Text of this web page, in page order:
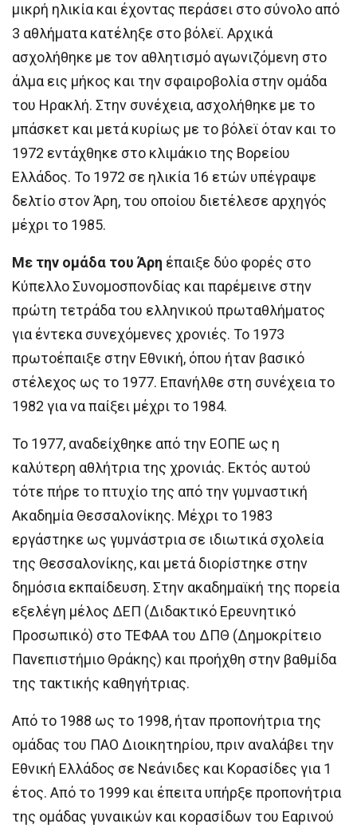
μικρή ηλικία και έχοντας περάσει στο σύνολο από
3 αθλήματα κατέληξε στο βόλεϊ. Αρχικά
ασχολήθηκε με τον αθλητισμό αγωνιζόμενη στο
άλμα εις μήκος και την σφαιροβολία στην ομάδα
του Ηρακλή. Στην συνέχεια, ασχολήθηκε με το
μπάσκετ και μετά κυρίως με το βόλεϊ όταν και το
1972 εντάχθηκε στο κλιμάκιο της Βορείου
Ελλάδος. Το 1972 σε ηλικία 16 ετών υπέγραψε
δελτίο στον Άρη, του οποίου διετέλεσε αρχηγός
μέχρι το 1985.
Με την ομάδα του Άρη έπαιξε δύο φορές στο
Κύπελλο Συνομοσπονδίας και παρέμεινε στην
πρώτη τετράδα του ελληνικού πρωταθλήματος
για έντεκα συνεχόμενες χρονιές. Το 1973
πρωτοέπαιξε στην Εθνική, όπου ήταν βασικό
στέλεχος ως το 1977. Επανήλθε στη συνέχεια το
1982 για να παίξει μέχρι το 1984.
Το 1977, αναδείχθηκε από την ΕΟΠΕ ως η
καλύτερη αθλήτρια της χρονιάς. Εκτός αυτού
τότε πήρε το πτυχίο της από την γυμναστική
Ακαδημία Θεσσαλονίκης. Μέχρι το 1983
εργάστηκε ως γυμνάστρια σε ιδιωτικά σχολεία
της Θεσσαλονίκης, και μετά διορίστηκε στην
δημόσια εκπαίδευση. Στην ακαδημαϊκή της πορεία
εξελέγη μέλος ΔΕΠ (Διδακτικό Ερευνητικό
Προσωπικό) στο ΤΕΦΑΑ του ΔΠΘ (Δημοκρίτειο
Πανεπιστήμιο Θράκης) και προήχθη στην βαθμίδα
της τακτικής καθηγήτριας.
Από το 1988 ως το 1998, ήταν προπονήτρια της
ομάδας του ΠΑΟ Διοικητηρίου, πριν αναλάβει την
Εθνική Ελλάδος σε Νεάνιδες και Κορασίδες για 1
έτος. Από το 1999 και έπειτα υπήρξε προπονήτρια
της ομάδας γυναικών και κορασίδων του Εαρινού